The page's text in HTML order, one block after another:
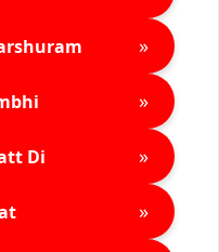
»
»
Di »
»